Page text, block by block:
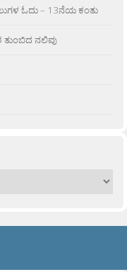
ಓದು – 13ನೆಯ ಕಂತು
ತುಂಬಿದ ನಲಿವು